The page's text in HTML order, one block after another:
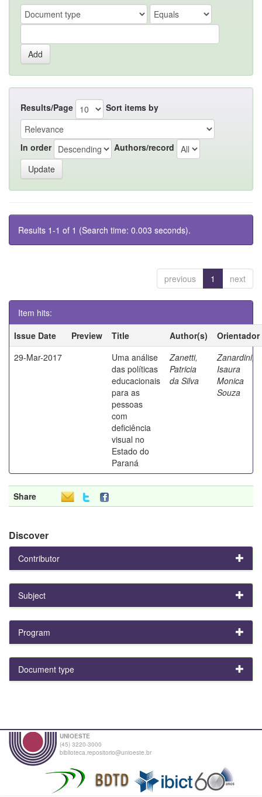
Results/Page Sort items by
In order Authors/record
Results 1-1 of 1 (Search time: 0.003 seconds).
previous 1 next
Item hits:
Issue Date
Preview Title Author(s)
Orientador
29-Mar-2017
Uma análise
das políticas
educacionais
para as
pessoas
com
deficiência
visual no
Estado do
Paraná
Zanetti,
Patricia
da Silva
Zanardini,
Isaura
Monica
Souza
Share
Discover
Contributor
Subject
Program
Document type
UNIOESTE
(45) 3220-3000
biblioteca.repositorio@unioeste.br